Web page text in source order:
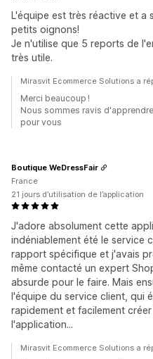
L'équipe est très réactive et a
petits oignons!
Je n'utilise que 5 reports de
très utile.
Mirasvit Ecommerce Solutions a
Merci beaucoup !
Nous sommes ravis
pour vous
J'adore absolument cette
indéniablement été le service
rapport spécifique et j'avais
même contacté un expert
absurde pour le faire. Mais
l'équipe du service client, qui
rapidement et facilement
l'application...
Boutique WeDressFair
France
21 jours d’utilisation de l’application
Mirasvit Ecommerce Solutions a